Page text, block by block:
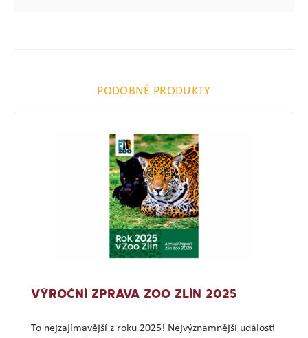
PODOBNÉ PRODUKTY
VÝROČNÍ ZPRÁVA ZOO ZLÍN 2025
To nejzajímavější z roku 2025! Nejvýznamnější události